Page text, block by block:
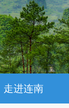
走进连南